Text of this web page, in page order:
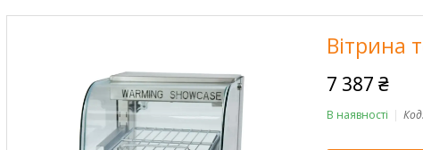
Вітрина
7 387 ₴
В наявності